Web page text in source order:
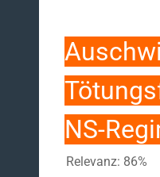
NS-
Relevanz: 86%